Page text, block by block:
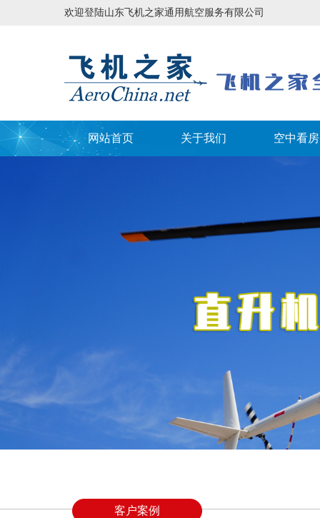
欢迎登陆山东飞机之家通用航空服务有限公司
网站首页 关于我们 空中看房
客户案例